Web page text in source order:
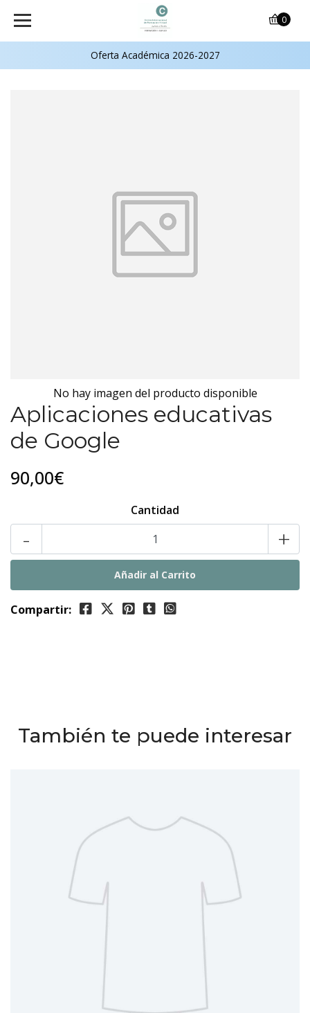
Oferta Académica 2026-2027
0
No hay imagen del producto disponible
Aplicaciones educativas
de Google
90,00€
Cantidad
- +
Compartir:
También te puede interesar